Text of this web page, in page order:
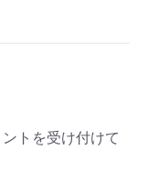
ントを受け付けて